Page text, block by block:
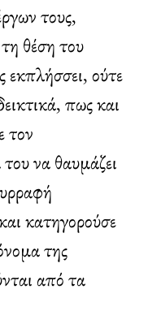
τους,
θέση του
εκπλήσσει, ούτε
πως και
τον
να θαυμάζει
κατηγορούσε
της
από τα